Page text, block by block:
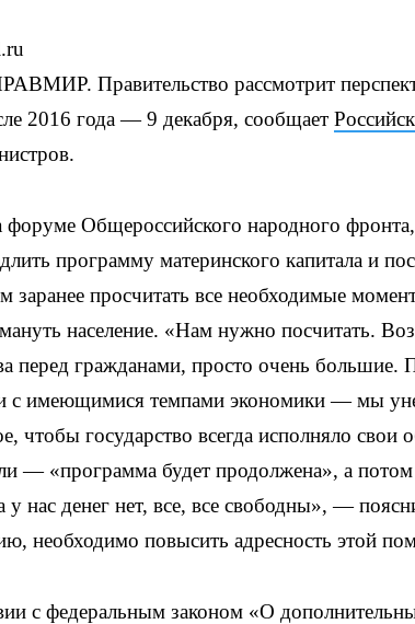
Правительство рассмотрит
2016 года — 9 декабря, сообщает
форуме Общероссийского народного
программу материнского капитала и
заранее просчитать все необходимые
население. «Нам нужно посчитать.
перед гражданами, просто очень
с имеющимися темпами экономики — мы
чтобы государство всегда исполняло
— «программа будет продолжена», а
нас денег нет, все, все свободны», —
необходимо повысить адресность этой
с федеральным законом «О